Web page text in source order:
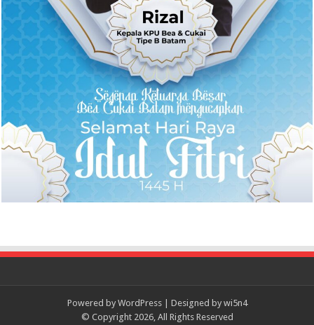
Powered by WordPress| Designed by wi5n4
© Copyright 2026, All Rights Reserved